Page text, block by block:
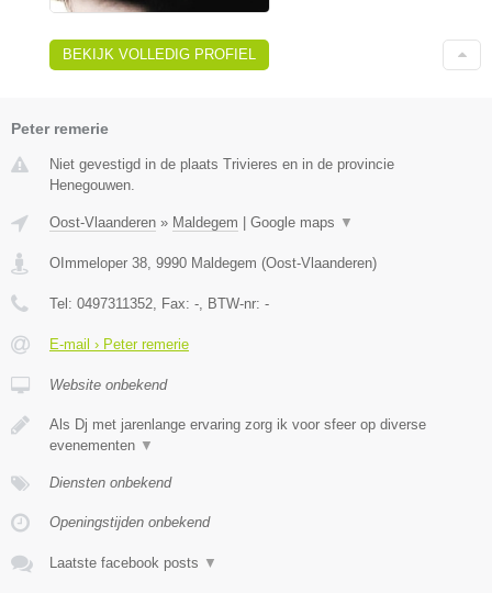
BEKIJK VOLLEDIG PROFIEL
Peter remerie
Niet gevestigd in de plaats Trivieres en in de provincie
Henegouwen.
Oost-Vlaanderen » Maldegem Google maps ▼
OImmeloper 38 9990 Maldegem (Oost-Vlaanderen)
Tel: 0497311352 , Fax: - , BTW-nr: -
E-mail › Peter remerie
Website onbekend
Als Dj met jarenlange ervaring zorg ik voor sfeer op diverse
evenementen ▼
Diensten onbekend
Openingstijden onbekend
Laatste facebook posts ▼